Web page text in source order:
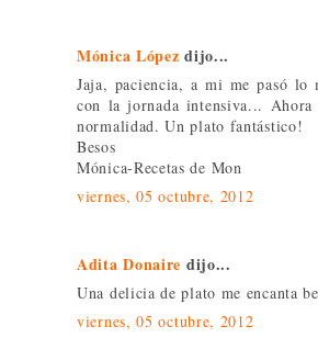
Mónica López dijo...
Jaja, paciencia, a mi me pasó lo
con la jornada intensiva...
normalidad. Un plato fantástico!
Besos
Mónica-Recetas de Mon
viernes, 05 octubre, 2012
Adita Donaire dijo...
Una delicia de plato me encanta
viernes, 05 octubre, 2012